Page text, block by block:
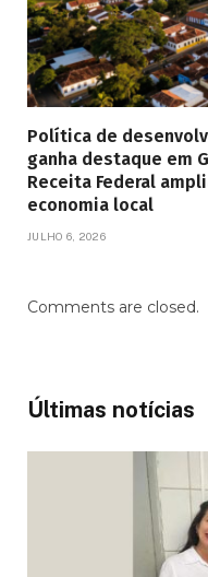
Política de
ganha destaque em
Receita Federal
economia local
JULHO 6, 2026
Comments are closed.
Últimas notícias